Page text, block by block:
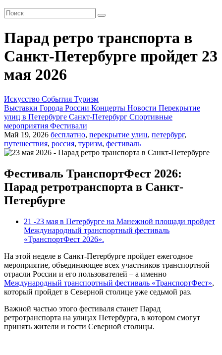
Парад ретро транспорта в
Санкт-Петербурге пройдет 23
мая 2026
Искусство События Туризм
Выставки Города России Концерты Новости Перекрытие
улиц в Петербурге Санкт-Петербург Спортивные
мероприятия Фестивали
Май 19, 2026 бесплатно, перекрытие улиц, петербург,
путешествия, россия, туризм, фестиваль
Фестиваль ТранспортФест 2026:
Парад ретротранспорта в Санкт-
Петербурге
21 -23 мая в Петербурге на Манежной площади пройдет
Международный транспортный фестиваль
«ТранспортФест 2026».
На этой неделе в Санкт-Петербурге пройдет ежегодное
мероприятие, объединяющее всех участников транспортной
отрасли России и его пользователей – а именно
Международный транспортный фестиваль «ТранспортФест»,
который пройдет в Северной столице уже седьмой раз.
Важной частью этого фестиваля станет Парад
ретротранспорта на улицах Петербурга, в котором смогут
принять жители и гости Северной столицы.